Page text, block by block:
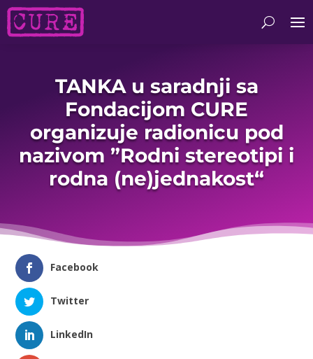
TANKA u saradnji sa
Fondacijom CURE
organizuje radionicu pod
nazivom ”Rodni stereotipi i
rodna (ne)jednakost“
Facebook
Twitter
LinkedIn